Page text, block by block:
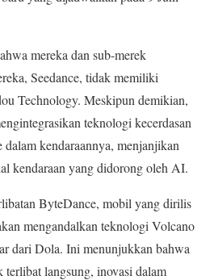
mereka dan sub-merek
Seedance, tidak memiliki
Technology. Meskipun demikian,
teknologi kecerdasan
kendaraannya, menjanjikan
kendaraan yang didorong oleh AI.
ByteDance, mobil yang dirilis
mengandalkan teknologi Volcano
dari Dola. Ini menunjukkan bahwa
langsung, inovasi dalam